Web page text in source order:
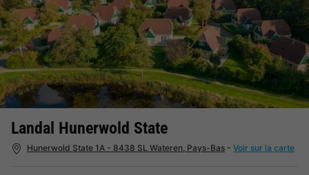
Landal Hunerwold State
Hunerwold State 1A - 8438 SL Wateren, Pays-Bas - Voir sur la carte